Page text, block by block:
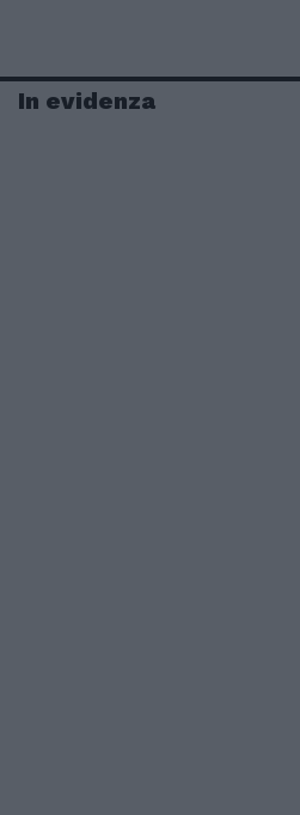
In evidenza